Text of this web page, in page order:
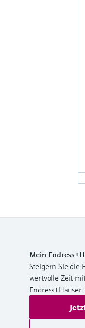
Mein
Steigern Sie die
wertvolle Zeit